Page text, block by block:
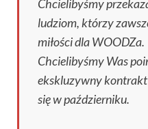
Chcielibyśmy
ludziom, którzy
miłości dla WOODZa.
Chcielibyśmy Was
ekskluzywny
się w październiku.